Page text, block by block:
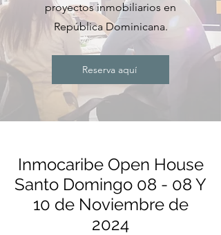
proyectos inmobiliarios en
República Dominicana.
Reserva aquí
Inmocaribe Open House
Santo Domingo 08 - 08 Y
10 de Noviembre de
2024